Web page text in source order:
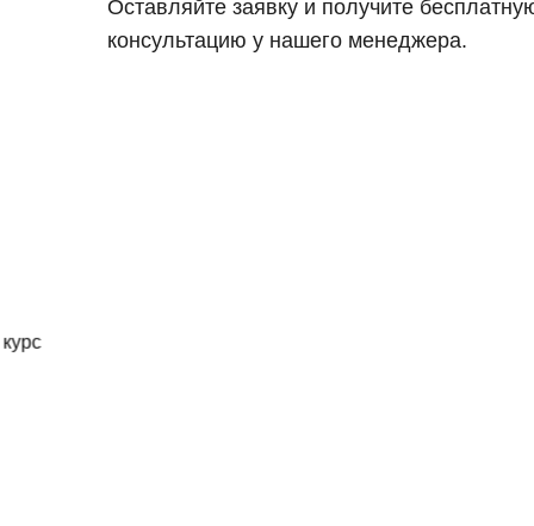
Оставляйте заявку и получите
консультацию у нашего менеджера.